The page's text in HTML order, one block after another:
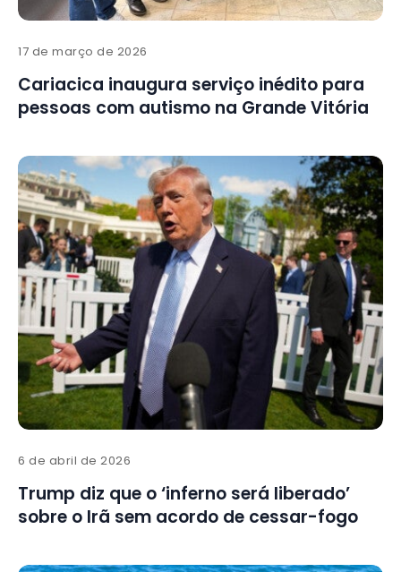
17 de março de 2026
Cariacica inaugura serviço inédito para
pessoas com autismo na Grande Vitória
6 de abril de 2026
Trump diz que o ‘inferno será liberado’
sobre o Irã sem acordo de cessar-fogo